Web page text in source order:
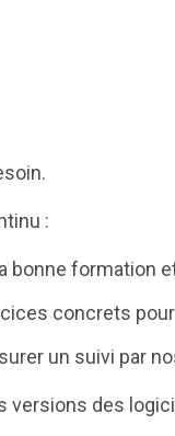
:
bonne formation
concrets
un suivi par
versions des